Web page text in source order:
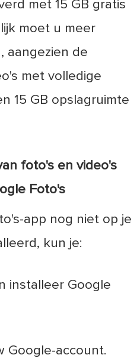
met 15 GB gratis
moet u meer
aangezien de
met volledige
15 GB opslagruimte
foto's en video's
Foto's
app nog niet op je
kun je:
installeer Google
Google-account.